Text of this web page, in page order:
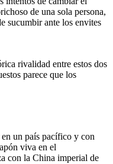
de una sola persona,
sucumbir ante los envites
rivalidad entre estos dos
parece que los
un país pacífico y con
viva en el
con la China imperial de